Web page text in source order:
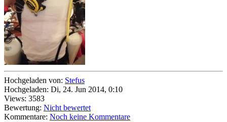
Hochgeladen von: Stefus
Hochgeladen: Di, 24. Jun 2014, 0:10
Views: 3583
Bewertung: Nicht bewertet
Kommentare: Noch keine Kommentare